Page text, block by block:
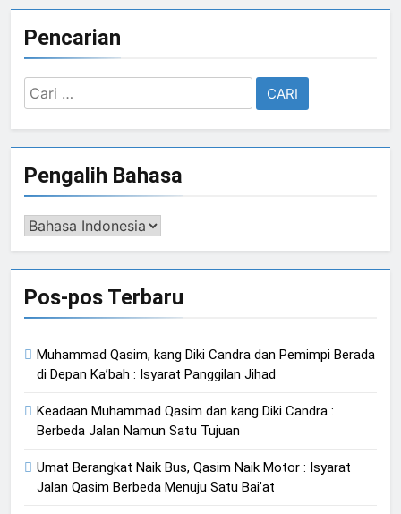
Pencarian
Cari
untuk:
Pengalih Bahasa
Pengalih
Pos-pos Terbaru
Muhammad Qasim, kang Diki Candra dan Pemimpi Berada
di Depan Ka’bah : Isyarat Panggilan Jihad
Keadaan Muhammad Qasim dan kang Diki Candra :
Berbeda Jalan Namun Satu Tujuan
Umat Berangkat Naik Bus, Qasim Naik Motor : Isyarat
Jalan Qasim Berbeda Menuju Satu Bai’at